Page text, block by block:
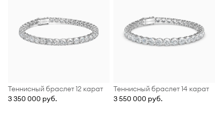
Теннисный браслет 12 карат
3 350 000 руб.
Теннисный браслет 14 карат
3 550 000 руб.